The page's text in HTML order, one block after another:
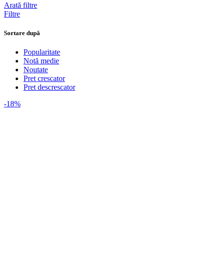
Arată filtre
Filtre
Sortare după
Popularitate
Notă medie
Noutate
Pret crescator
Pret descrescator
-18%